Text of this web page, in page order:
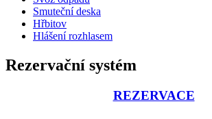
Smuteční deska
Hřbitov
Hlášení rozhlasem
Rezervační systém
REZERVACE